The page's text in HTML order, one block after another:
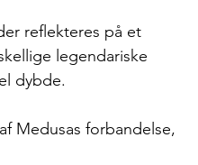
reflekteres på et
legendariske
dybde.
Medusas forbandelse,